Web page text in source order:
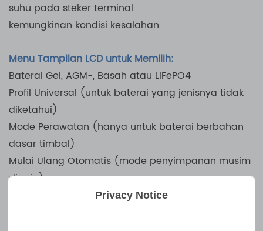
suhu pada steker terminal
kemungkinan kondisi kesalahan
Menu Tampilan LCD untuk Memilih:
Baterai Gel, AGM-, Basah atau LiFePO4
Profil Universal (untuk baterai yang jenisnya tidak
diketahui)
Mode Perawatan (hanya untuk baterai berbahan
dasar timbal)
Mulai Ulang Otomatis (mode penyimpanan musim
dingin)
Privacy Notice